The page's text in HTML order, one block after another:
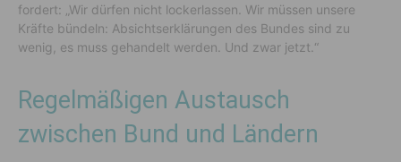
fordert: „Wir dürfen nicht lockerlassen. Wir müssen unsere
Kräfte bündeln: Absichtserklärungen des Bundes sind zu
wenig, es muss gehandelt werden. Und zwar jetzt.“
Regelmäßigen Austausch
zwischen Bund und Ländern